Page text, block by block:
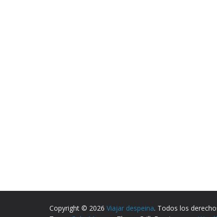
Copyright © 2026 Viajar despeina. Todos los